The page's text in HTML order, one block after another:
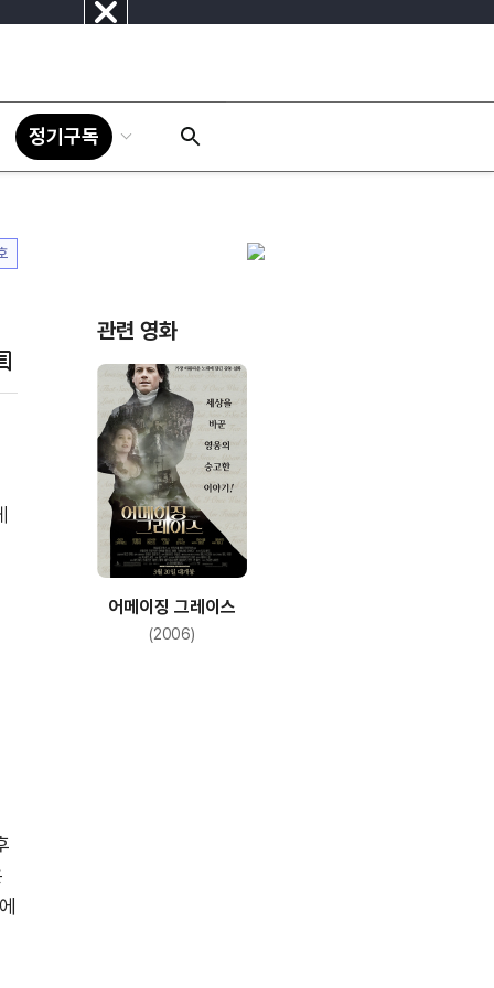
닫
정기구독
댓
글
관련 영화
어메이징 그레이스
(2006)